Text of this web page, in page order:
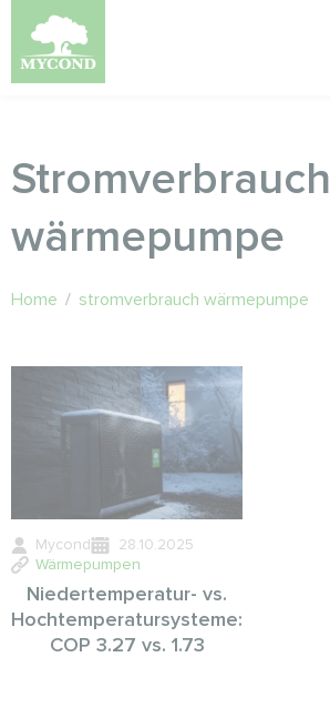
Stromverbrauch
wärmepumpe
Home / stromverbrauch wärmepumpe
Mycond
28.10.2025
Wärmepumpen
Niedertemperatur- vs.
Hochtemperatursysteme:
COP 3.27 vs. 1.73